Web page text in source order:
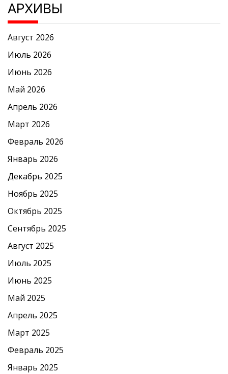
АРХИВЫ
Август 2026
Июль 2026
Июнь 2026
Май 2026
Апрель 2026
Март 2026
Февраль 2026
Январь 2026
Декабрь 2025
Ноябрь 2025
Октябрь 2025
Сентябрь 2025
Август 2025
Июль 2025
Июнь 2025
Май 2025
Апрель 2025
Март 2025
Февраль 2025
Январь 2025